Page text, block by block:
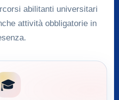
abilitanti universitari
attività obbligatorie in
🎓